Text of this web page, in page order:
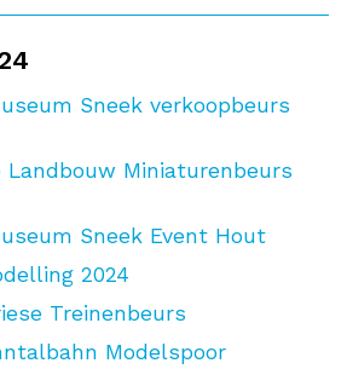
Sneek verkoopbeurs
Miniaturenbeurs
Sneek Event Hout
2024
Treinenbeurs
Modelspoor